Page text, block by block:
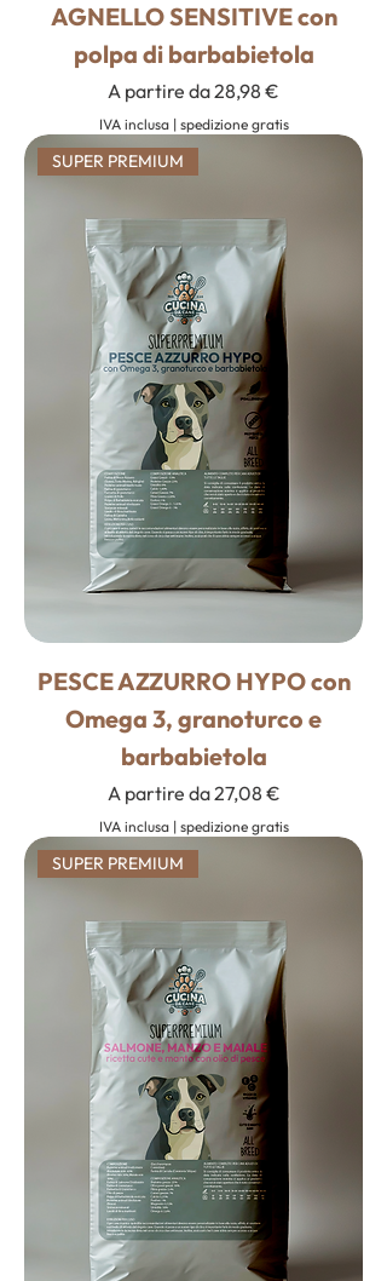
AGNELLO SENSITIVE con
polpa di barbabietola
A partire da28,98 €
Prezzo scontato
IVA inclusa| spedizione gratis
SUPER PREMIUM
PESCE AZZURRO HYPO con
Omega 3, granoturco e
barbabietola
A partire da27,08 €
Prezzo scontato
IVA inclusa| spedizione gratis
SUPER PREMIUM